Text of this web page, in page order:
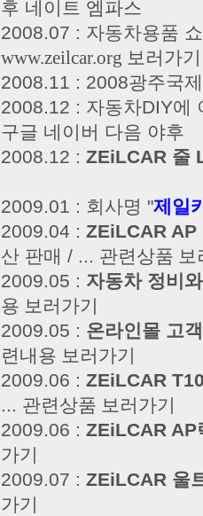
후 네이트 엠파스
2008.07 : 자동차용품
www.zeilcar.org 보러가기
2008.11 : 2008광주국
2008.12 : 자동차DIY에
구글 네이버 다음 야후
2008.12 : ZEiLCAR 줄
2009.01 : 회사명 "제일
2009.04 : ZEiLCAR AP
산 판매 / ... 관련상품 보
2009.05 : 자동차 정비
용 보러가기
2009.05 : 온라인몰 고
련내용 보러가기
2009.06 : ZEiLCAR
... 관련상품 보러가기
2009.06 : ZEiLCAR AP
가기
2009.07 : ZEiLCAR 울
가기